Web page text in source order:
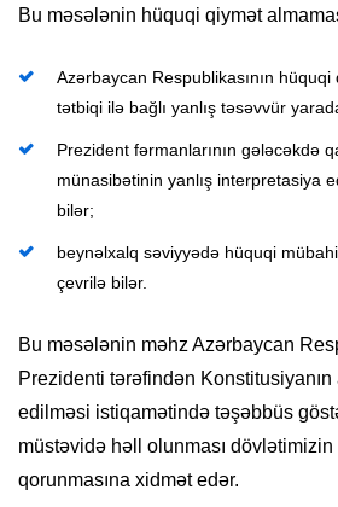
Bu məsələnin hüquqi qiymət
Azərbaycan Respublikasının
tətbiqi ilə bağlı yanlış təsəvvür
Prezident fərmanlarının gələcəkdə
münasibətinin yanlış interpretasiya
bilər;
beynəlxalq səviyyədə hüquqi
çevrilə bilər.
Bu məsələnin məhz Azərbaycan
Prezidenti tərəfindən
edilməsi istiqamətində təşəbbüs
müstəvidə həll olunması
qorunmasına xidmət edər.